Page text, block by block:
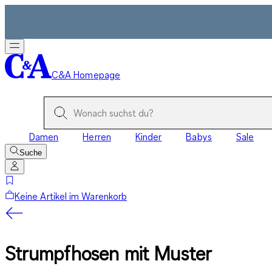
C&A Homepage
Damen Herren Kinder Babys Sale
Suche
Keine Artikel im Warenkorb
Strumpfhosen mit Muster